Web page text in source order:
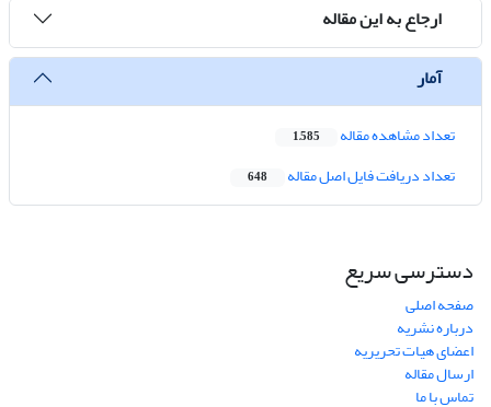
ارجاع به این مقاله
آمار
تعداد مشاهده مقاله 1,585
تعداد دریافت فایل اصل مقاله 648
دسترسی سریع
صفحه اصلی
درباره نشریه
اعضای هیات تحریریه
ارسال مقاله
تماس با ما